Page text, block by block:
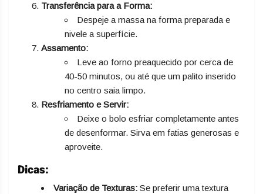
Transferência para a Forma:
Despeje a massa na forma preparada e
nivele a superfície.
Assamento:
Leve ao forno preaquecido por cerca de
40-50 minutos, ou até que um palito inserido
no centro saia limpo.
Resfriamento e Servir:
Deixe o bolo esfriar completamente antes
de desenformar. Sirva em fatias generosas e
aproveite.
Dicas:
Variação de Texturas: Se preferir uma textura